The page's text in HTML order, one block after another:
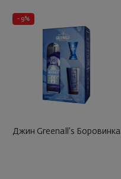
- 9%
Джин Greenall's Боровинка